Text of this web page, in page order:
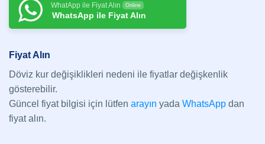
WhatApp ile Fiyat Alın Online
WhatsApp ile Fiyat Alın
Fiyat Alın
Döviz kur değişiklikleri nedeni ile fiyatlar değişkenlik
gösterebilir.
Güncel fiyat bilgisi için lütfen arayın yada WhatsApp dan
fiyat alın.